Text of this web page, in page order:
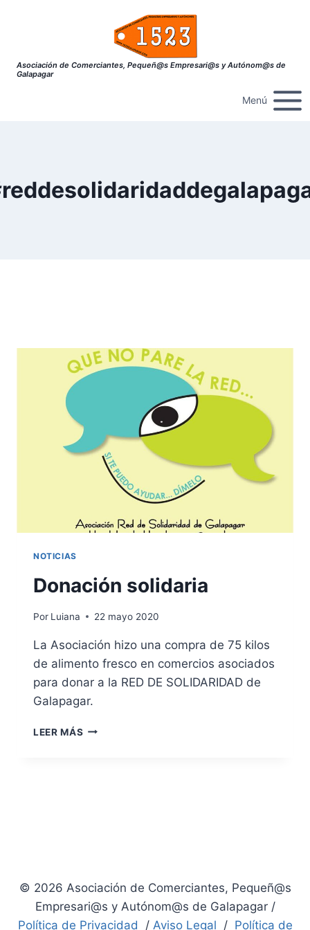
Asociación de Comerciantes, Pequeñ@s Empresari@s y Autónom@s de
Galapagar
Menú
NOTICIAS
Donación solidaria
Por Luiana 22 mayo 2020
La Asociación hizo una compra de 75 kilos
de alimento fresco en comercios asociados
para donar a la RED DE SOLIDARIDAD de
Galapagar.
LEER MÁS DONACIÓN
© 2026 Asociación de Comerciantes, Pequeñ@s
Empresari@s y Autónom@s de Galapagar /
Política de Privacidad /Aviso Legal / Política de